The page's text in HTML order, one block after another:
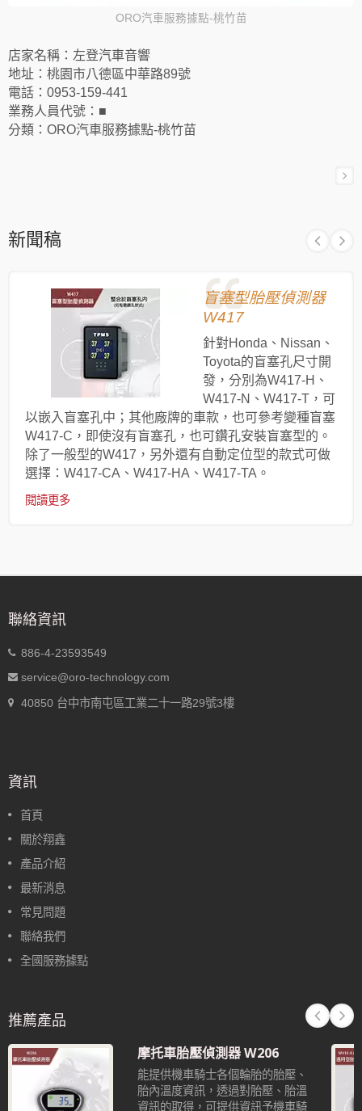
ORO汽車服務據點-桃竹苗
店家名稱：左登汽車音響
地址：桃園市八德區中華路89號
電話：0953-159-441
業務人員代號：■
分類：ORO汽車服務據點-桃竹苗
新聞稿
盲塞型胎壓偵測器
W417
針對Honda、Nissan、
Toyota的盲塞孔尺寸開
發，分別為W417-H、
W417-N、W417-T，可
以嵌入盲塞孔中；其他廠牌的車款，也可參考變種盲塞
W417-C，即使沒有盲塞孔，也可鑽孔安裝盲塞型的。
除了一般型的W417，另外還有自動定位型的款式可做
選擇：W417-CA、W417-HA、W417-TA。
閱讀更多
聯絡資訊
886-4-23593549
service@oro-technology.com
40850 台中市南屯區工業二十一路29號3樓
資訊
首頁
關於翔鑫
產品介紹
最新消息
常見問題
聯絡我們
全國服務據點
推薦產品
摩托車胎壓偵測器 W206
能提供機車騎士各個輪胎的胎壓、
胎內溫度資訊，透過對胎壓、胎溫
資訊的取得，可提供資訊予機車騎